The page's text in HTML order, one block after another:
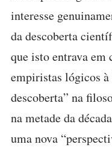
interesse
da descoberta
que isto entrava em
empiristas lógicos
descoberta” na
na metade da
uma nova